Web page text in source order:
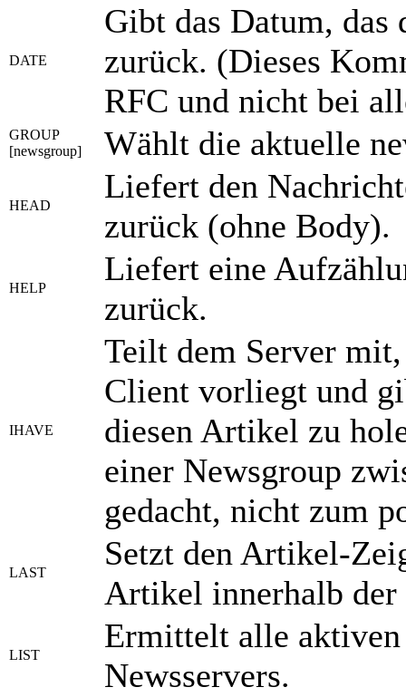
DATE
Gibt das Datum, das
zurück. (Dieses
RFC und nicht bei
GROUP
[newsgroup]
Wählt die aktuelle
HEAD
Liefert den
zurück (ohne Body).
HELP
Liefert eine
zurück.
IHAVE
Teilt dem Server
Client vorliegt und
diesen Artikel zu
einer Newsgroup
gedacht, nicht zum
LAST
Setzt den Artikel-
Artikel innerhalb der
LIST
Ermittelt alle aktiven
Newsservers.